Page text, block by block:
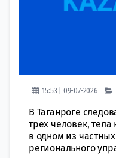
15:53 | 09-07-2026
В Таганроге
трех человек,
в одном из
регионального